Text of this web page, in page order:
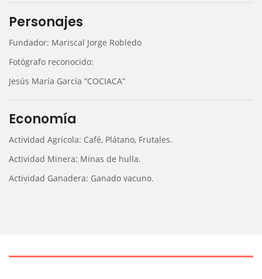
Personajes
Fundador: Mariscal Jorge Robledo
Fotógrafo reconocido:
Jesús María García “COCIACA”
Economía
Actividad Agrícola: Café, Plátano, Frutales.
Actividad Minera: Minas de hulla.
Actividad Ganadera: Ganado vacuno.